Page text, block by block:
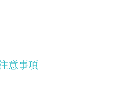
意事項